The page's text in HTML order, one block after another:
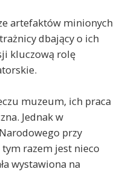
artefaktów minionych
dbający o ich
kluczową rolę
muzeum, ich praca
Jednak w
przy
tym razem jest nieco
wystawiona na